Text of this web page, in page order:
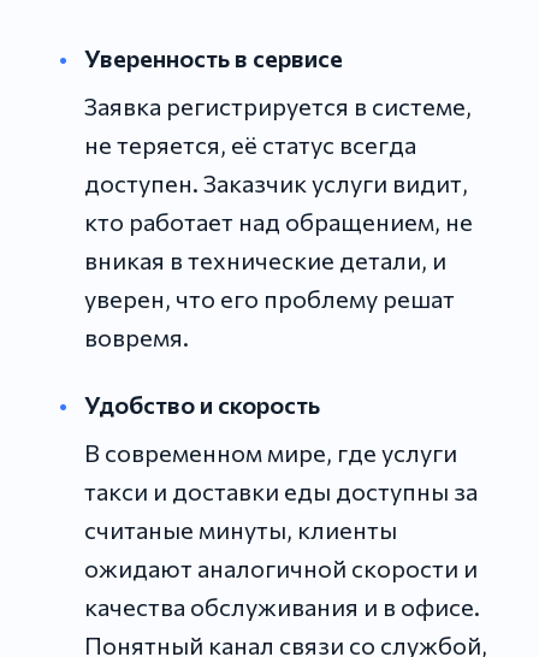
Уверенность в сервисе
Заявка регистрируется в системе,
не теряется, её статус всегда
доступен. Заказчик услуги видит,
кто работает над обращением, не
вникая в технические детали, и
уверен, что его проблему решат
вовремя.
Удобство и скорость
В современном мире, где услуги
такси и доставки еды доступны за
считаные минуты, клиенты
ожидают аналогичной скорости и
качества обслуживания и в офисе.
Понятный канал связи со службой,